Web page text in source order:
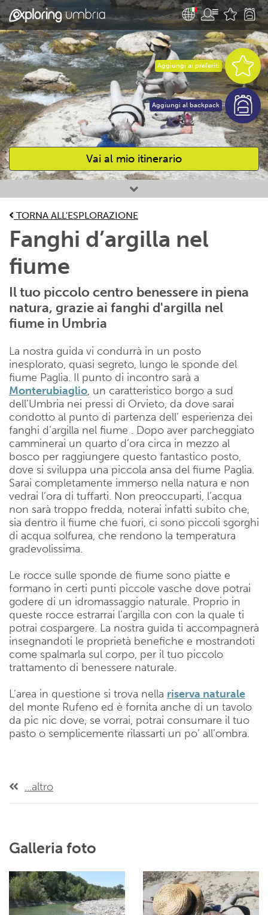
Vai al mio itinerario
Attività preferite
Aggiungi ai preferiti
Aggiungi al backpack
TORNA ALL'ESPLORAZIONE
Fanghi d’argilla nel
fiume
Il tuo piccolo centro benessere in piena
natura, grazie ai fanghi d'argilla nel
fiume in Umbria
La nostra guida vi condurrà in un posto
inesplorato, quasi segreto, lungo le sponde del
fiume Paglia. Il punto di incontro sarà a
Monterubiaglio, un caratteristico borgo a sud
dell’Umbria nei pressi di Orvieto, da dove sarai
condotto al punto di partenza dell’ esperienza dei
fanghi d’argilla nel fiume . Dopo aver parcheggiato
camminerai un quarto d’ora circa in mezzo al
bosco per raggiungere questo fantastico posto,
dove si sviluppa una piccola ansa del fiume Paglia.
Sarai completamente immerso nella natura e non
vedrai l’ora di tuffarti. Non preoccuparti, l’acqua
non sarà troppo fredda, noterai infatti subito che,
sia dentro il fiume che fuori, ci sono piccoli sgorghi
di acqua solfurea, che rendono la temperatura
gradevolissima.
Le rocce sulle sponde de fiume sono piatte e
formano in certi punti piccole vasche dove potrai
godere di un idromassaggio naturale. Proprio in
queste rocce estrarrai l’argilla con con la quale ti
potrai cospargere. La nostra guida ti accompagnerà
insegnandoti le proprietà benefiche e mostrandoti
come spalmarla sul corpo, per il tuo piccolo
trattamento di benessere naturale.
L’area in questione si trova nella riserva naturale
del monte Rufeno ed è fornita anche di un tavolo
da pic nic dove, se vorrai, potrai consumare il tuo
pasto o semplicemente rilassarti un po’ all’ombra.
...altro
Galleria foto